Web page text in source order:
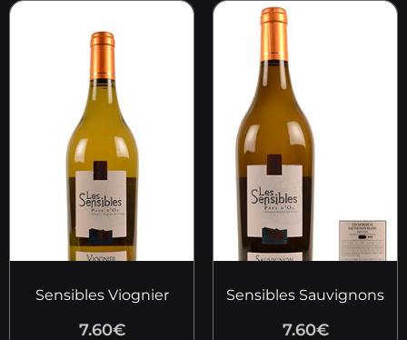
Sensibles Viognier
7.60€
Sensibles Sauvignons
7.60€